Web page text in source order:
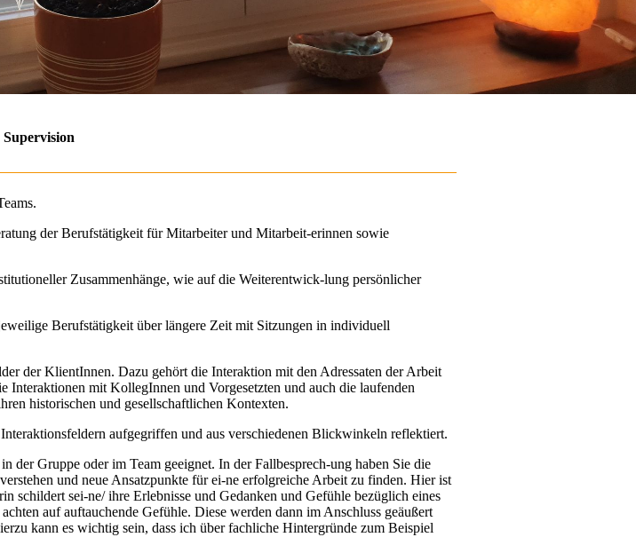
Supervision
der Berufstätigkeit für Mitarbeiter und Mitarbeit-erinnen sowie
Zusammenhänge, wie auf die Weiterentwick-lung persönlicher
Berufstätigkeit über längere Zeit mit Sitzungen in individuell
der KlientInnen. Dazu gehört die Interaktion mit den Adressaten der Arbeit
mit KollegInnen und Vorgesetzten und auch die laufenden
historischen und gesellschaftlichen Kontexten.
aufgegriffen und aus verschiedenen Blickwinkeln reflektiert.
der Gruppe oder im Team geeignet. In der Fallbesprech-ung haben Sie die
und neue Ansatzpunkte für ei-ne erfolgreiche Arbeit zu finden. Hier ist
schildert sei-ne/ ihre Erlebnisse und Gedanken und Gefühle bezüglich eines
auf auftauchende Gefühle. Diese werden dann im Anschluss geäußert
kann es wichtig sein, dass ich über fachliche Hintergründe zum Beispiel